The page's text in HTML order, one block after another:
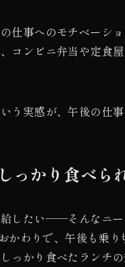
仕事へのモチベーシ
コンビニ弁当や定食
う実感が、午後の仕
っかり食べら
したい——そんなニ
かわりで、午後も乗
っかり食べたランチの